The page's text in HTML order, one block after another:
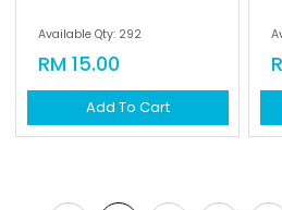
Available Qty: 292
RM 15.00
Add To Cart